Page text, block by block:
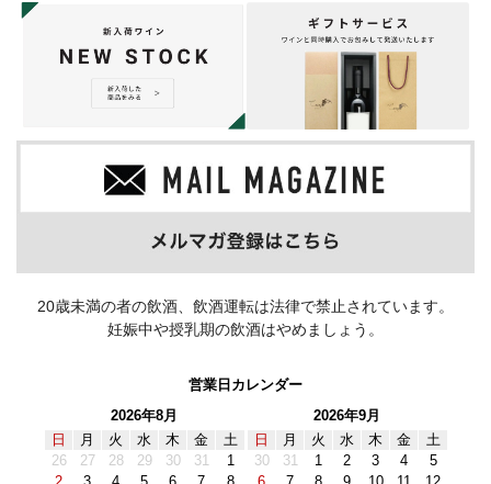
20歳未満の者の飲酒、飲酒運転は法律で禁止されています。
妊娠中や授乳期の飲酒はやめましょう。
営業日カレンダー
2026年8月
日
月 火 水 木 金
土
26
27 28 29 30 31
1
2026年9月
日
月 火 水 木 金
土
30
31 1 2 3 4
5